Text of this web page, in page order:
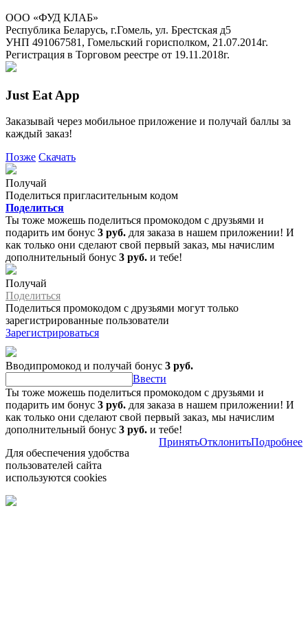
ООО «ФУД КЛАБ»
Республика Беларусь, г.Гомель, ул. Брестская д5
УНП 491067581, Гомельский горисполком, 21.07.2014г.
Регистрация в Торговом реестре от 19.11.2018г.
Just Eat App
Заказывай через мобильное приложение и получай баллы за
каждый заказ!
Позже Скачать
Получай
Поделиться пригласительным кодом
Поделиться
Ты тоже можешь поделиться промокодом с друзьями и
подарить им бонус 3 руб. для заказа в нашем приложении! И
как только они сделают свой первый заказ, мы начислим
дополнительный бонус 3 руб. и тебе!
Получай
Поделиться
Поделиться промокодом с друзьями могут только
зарегистрированные пользователи
Зарегистрироваться
Вводипромокод и получай бонус 3 руб.
Ввести
Ты тоже можешь поделиться промокодом с друзьями и
подарить им бонус 3 руб. для заказа в нашем приложении! И
как только они сделают свой первый заказ, мы начислим
дополнительный бонус 3 руб. и тебе!
Для обеспечения удобства
пользователей сайта
используются cookies
ПринятьОтклонитьПодробнее